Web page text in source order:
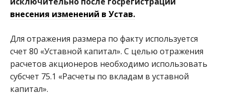
внесения изменений в Устав.
Для отражения размера по факту используется
счет 80 «Уставной капитал». С целью отражения
расчетов акционеров необходимо использовать
субсчет 75.1 «Расчеты по вкладам в уставной
капитал».